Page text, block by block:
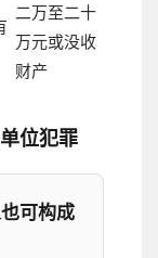
二万至二十
万元或没收
财产
位犯罪
可构成